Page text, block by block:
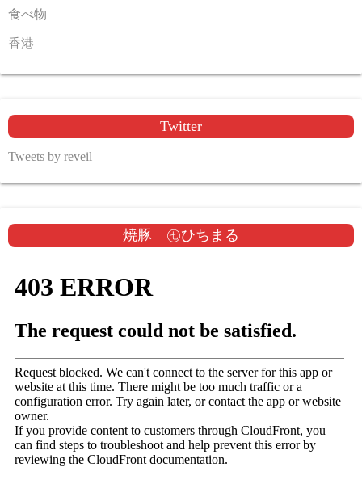
食べ物
香港
Twitter
Tweets by reveil
焼豚 ㊆ひちまる